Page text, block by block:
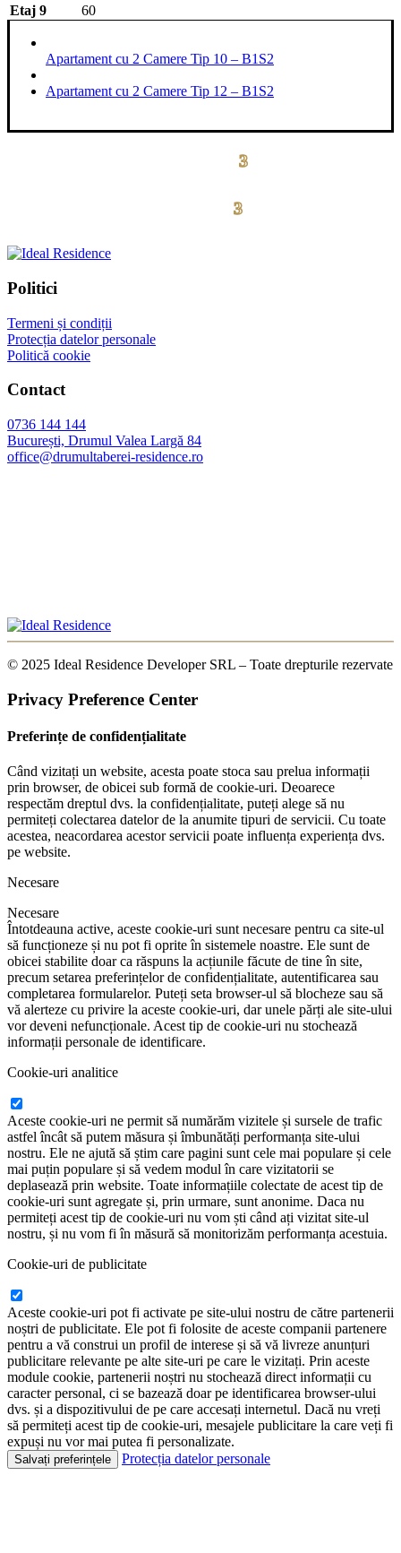
Etaj 9
60
Apartament cu 2 Camere Tip 10 – B1S2
Apartament cu 2 Camere Tip 12 – B1S2
3
3
Politici
Termeni și condiții
Protecția datelor personale
Politică cookie
Contact
0736 144 144
București, Drumul Valea Largă 84
office@drumultaberei-residence.ro
© 2025 Ideal Residence Developer SRL – Toate drepturile rezervate
Privacy Preference Center
Preferințe de confidențialitate
Când vizitați un website, acesta poate stoca sau prelua informații
prin browser, de obicei sub formă de cookie-uri. Deoarece
respectăm dreptul dvs. la confidențialitate, puteți alege să nu
permiteți colectarea datelor de la anumite tipuri de servicii. Cu toate
acestea, neacordarea acestor servicii poate influența experiența dvs.
pe website.
Necesare
Necesare
Întotdeauna active, aceste cookie-uri sunt necesare pentru ca site-ul
să funcționeze și nu pot fi oprite în sistemele noastre. Ele sunt de
obicei stabilite doar ca răspuns la acțiunile făcute de tine în site,
precum setarea preferințelor de confidențialitate, autentificarea sau
completarea formularelor. Puteți seta browser-ul să blocheze sau să
vă alerteze cu privire la aceste cookie-uri, dar unele părți ale site-ului
vor deveni nefuncționale. Acest tip de cookie-uri nu stochează
informații personale de identificare.
Cookie-uri analitice
Aceste cookie-uri ne permit să numărăm vizitele și sursele de trafic
astfel încât să putem măsura și îmbunătăți performanța site-ului
nostru. Ele ne ajută să știm care pagini sunt cele mai populare și cele
mai puțin populare și să vedem modul în care vizitatorii se
deplasează prin website. Toate informațiile colectate de acest tip de
cookie-uri sunt agregate și, prin urmare, sunt anonime. Daca nu
permiteți acest tip de cookie-uri nu vom ști când ați vizitat site-ul
nostru, și nu vom fi în măsură să monitorizăm performanța acestuia.
Cookie-uri de publicitate
Aceste cookie-uri pot fi activate pe site-ului nostru de către partenerii
noștri de publicitate. Ele pot fi folosite de aceste companii partenere
pentru a vă construi un profil de interese și să vă livreze anunțuri
publicitare relevante pe alte site-uri pe care le vizitați. Prin aceste
module cookie, partenerii noștri nu stochează direct informații cu
caracter personal, ci se bazează doar pe identificarea browser-ului
dvs. și a dispozitivului de pe care accesați internetul. Dacă nu vreți
să permiteți acest tip de cookie-uri, mesajele publicitare la care veți fi
expuși nu vor mai putea fi personalizate.
Protecția datelor personale